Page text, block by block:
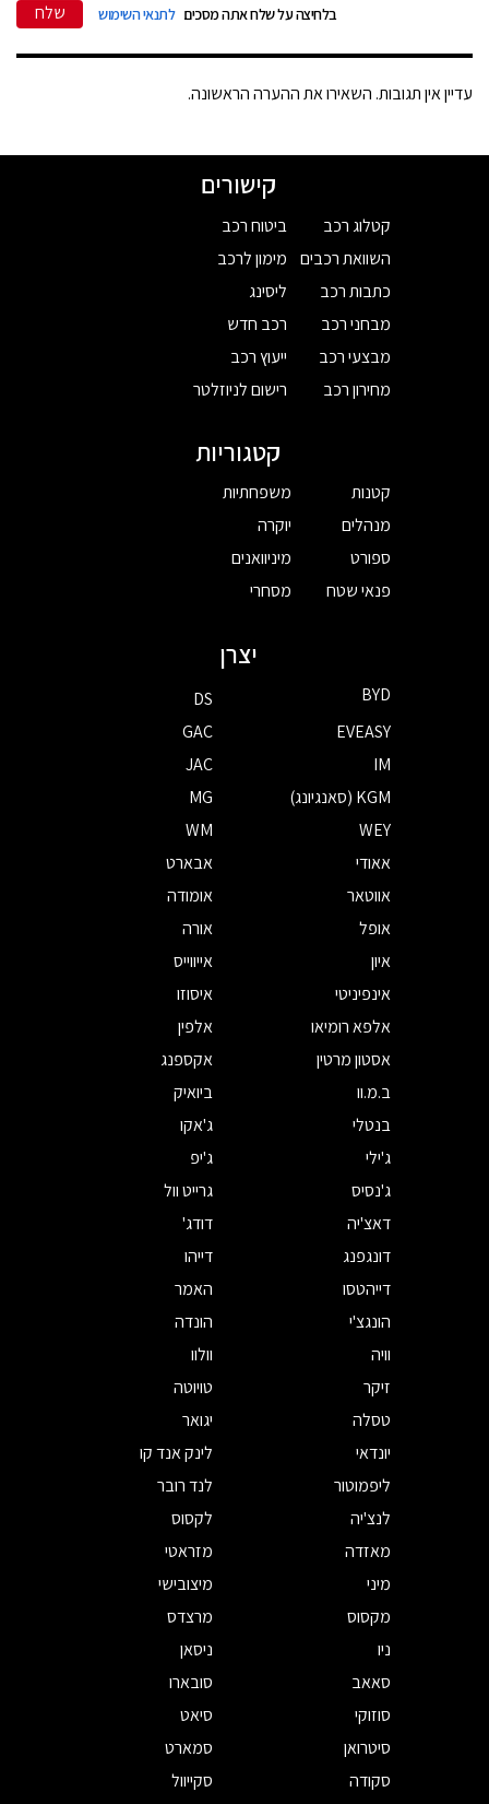
בלחיצה על שלח אתה מסכים לתנאי השימוש שלח
עדיין אין תגובות. השאירו את ההערה הראשונה.
קישורים
קטלוג רכב
השוואת רכבים
כתבות רכב
מבחני רכב
מבצעי רכב
מחירון רכב
ביטוח רכב
מימון לרכב
ליסינג
רכב חדש
ייעוץ רכב
רישום לניוזלטר
קטגוריות
קטנות
מנהלים
ספורט
פנאי שטח
משפחתיות
יוקרה
מיניוואנים
מסחרי
יצרן
BYD
DS
EVEASY
GAC
IM
JAC
KGM (סאנגיונג)
MG
WEY
WM
אאודי
אבארט
אווטאר
אומודה
אופל
אורה
איון
אייווייס
אינפיניטי
איסוזו
אלפא רומיאו
אלפין
אסטון מרטין
אקספנג
ב.מ.וו
ביואיק
בנטלי
ג'אקו
ג'ילי
ג'יפ
ג'נסיס
גרייט וול
דאצ'יה
דודג'
דונגפנג
דייהו
דייהטסו
האמר
הונגצ'י
הונדה
וויה
וולוו
זיקר
טויוטה
טסלה
יגואר
יונדאי
לינק אנד קו
ליפמוטור
לנד רובר
לנצ'יה
לקסוס
מאזדה
מזראטי
מיני
מיצובישי
מקסוס
מרצדס
ניו
ניסאן
סאאב
סובארו
סוזוקי
סיאט
סיטרואן
סמארט
סקודה
סקייוול